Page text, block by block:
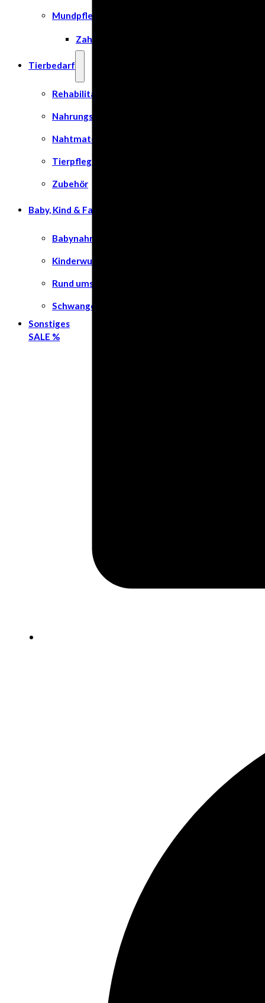
Mundpflege
Zahn- und Mundpflege
Tierbedarf
Rehabilitation & Orthopädie
Nahrungsergänzungsmittel
Nahtmaterial
Tierpflege
Zubehör
Baby, Kind & Familie
Babynahrung
Kinderwunsch
Rund ums Kind
Schwangerschaft
Sonstiges
SALE %